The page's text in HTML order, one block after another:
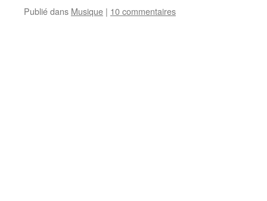
Publié dans Musique | 10 commentaires